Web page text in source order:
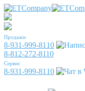
Продажи
8-931-999-8110
8-812-272-8110
Сервис
8-931-999-8110